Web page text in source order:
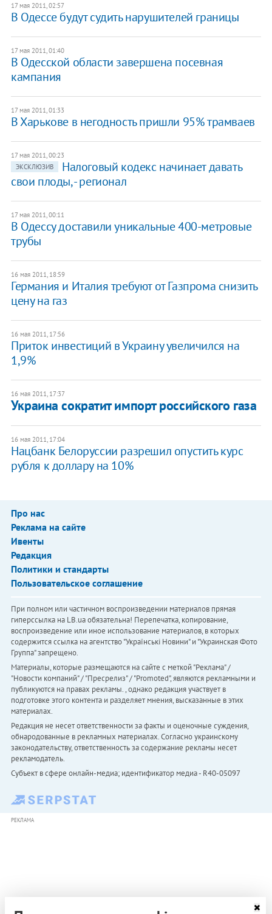
17 мая 2011, 02:57
В Одессе будут судить нарушителей границы
17 мая 2011, 01:40
В Одесской области завершена посевная
кампания
17 мая 2011, 01:33
В Харькове в негодность пришли 95% трамваев
17 мая 2011, 00:23
ЭКСКЛЮЗИВ
Налоговый кодекс начинает давать
свои плоды, - регионал
17 мая 2011, 00:11
В Одессу доставили уникальные 400-метровые
трубы
16 мая 2011, 18:59
Германия и Италия требуют от Газпрома снизить
цену на газ
16 мая 2011, 17:56
​Приток инвестиций в Украину увеличился на
1,9%
16 мая 2011, 17:37
Украина сократит импорт российского газа
16 мая 2011, 17:04
​Нацбанк Белоруссии разрешил опустить курс
рубля к доллару на 10%
Про нас
Реклама на сайте
Ивенты
Редакция
Политики и стандарты
Пользовательское соглашение
При полном или частичном воспроизведении материалов прямая
гиперссылка на LB.ua обязательна! Перепечатка, копирование,
воспроизведение или иное использование материалов, в которых
содержится ссылка на агентство "Українськi Новини" и "Украинская Фото
Группа" запрещено.
Материалы, которые размещаются на сайте с меткой "Реклама" /
"Новости компаний" / "Пресрелиз" / "Promoted", являются рекламными и
публикуются на правах рекламы. , однако редакция участвует в
подготовке этого контента и разделяет мнения, высказанные в этих
материалах.
Редакция не несет ответственности за факты и оценочные суждения,
обнародованные в рекламных материалах. Согласно украинскому
законодательству, ответственность за содержание рекламы несет
рекламодатель.
Субъект в сфере онлайн-медиа; идентификатор медиа - R40-05097
РЕКЛАМА